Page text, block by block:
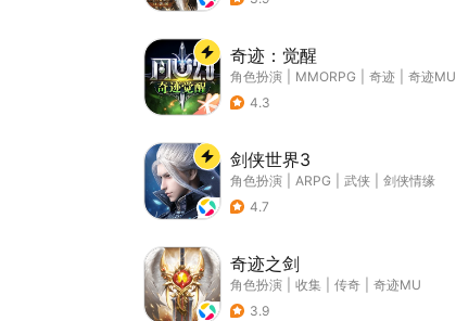
奇迹：觉醒
角色扮演 MMORPG 奇迹
奇迹MU
4.3
剑侠世界3
角色扮演 ARPG 武侠
剑侠情缘
4.7
奇迹之剑
角色扮演 收集 传奇
奇迹MU
3.9